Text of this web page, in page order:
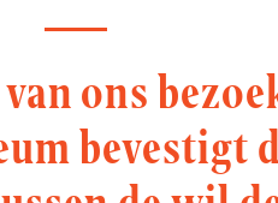
ons
bevestigt